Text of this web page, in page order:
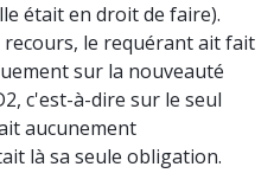
était en droit de faire).
le requérant ait fait
sur la nouveauté
c'est-à-dire sur le seul
aucunement
là sa seule obligation.